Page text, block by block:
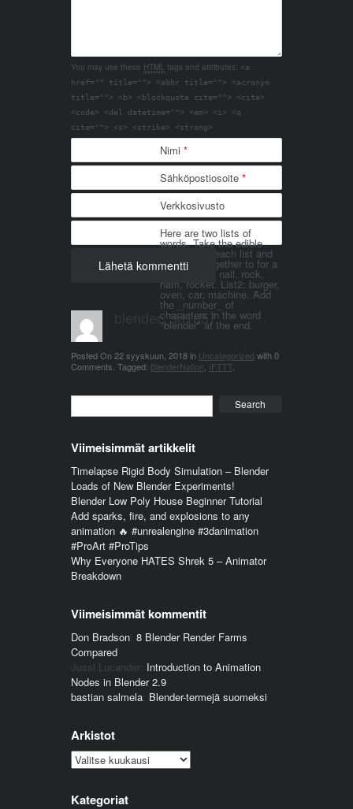
You may use these HTML tags and attributes: <a
href="" title=""> <abbr title=""> <acronym
title=""> <b> <blockquote cite=""> <cite>
<code> <del datetime=""> <em> <i> <q
cite=""> <s> <strike> <strong>
Nimi *
Sähköpostiosoite *
Verkkosivusto
Here are two lists of
words. Take the edible
things from each list and
join them together to for a
word. List 1: nail, rock,
ham, rocket. List2: burger,
oven, car, machine. Add
the _number_ of
characters in the word
"blender" at the end.
blender_3n1857
Posted On22 syyskuun, 2018in Uncategorized with0
Comments Tagged: BlenderNation IFTTT
Viimeisimmät artikkelit
Timelapse Rigid Body Simulation – Blender
Loads of New Blender Experiments!
Blender Low Poly House Beginner Tutorial
Add sparks, fire, and explosions to any
animation 🔥 #unrealengine #3danimation
#ProArt #ProTips
Why Everyone HATES Shrek 5 – Animator
Breakdown
Viimeisimmät kommentit
Don Bradson: 8 Blender Render Farms
Compared
Jussi Lucander: Introduction to Animation
Nodes in Blender 2.9
bastian salmela: Blender-termejä suomeksi
Arkistot
Arkistot
Kategoriat